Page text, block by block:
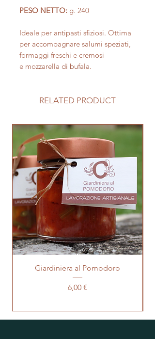
PESO NETTO: g. 240
Ideale per antipasti sfiziosi. Ottima
per accompagnare salumi speziati,
formaggi freschi e cremosi
e mozzarella di bufala.
RELATED PRODUCT
Giardiniera al Pomodoro
Prezzo
6,00 €